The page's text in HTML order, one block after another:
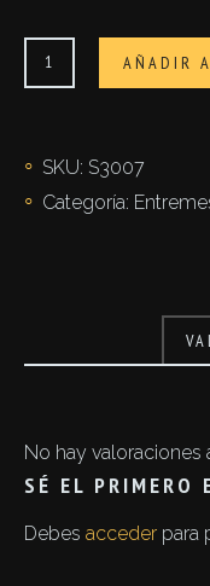
Provoletta
cantidad
AÑADIR
SKU: S3007
Categoría:
No hay valoraciones
SÉ EL PRIMERO
Debes acceder para